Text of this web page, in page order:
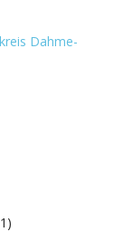
Dahme-